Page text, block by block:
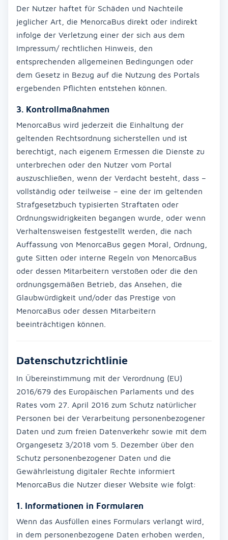
Der Nutzer haftet für Schäden und Nachteile
jeglicher Art, die MenorcaBus direkt oder indirekt
infolge der Verletzung einer der sich aus dem
Impressum/ rechtlichen Hinweis, den
entsprechenden allgemeinen Bedingungen oder
dem Gesetz in Bezug auf die Nutzung des Portals
ergebenden Pflichten entstehen können.
3. Kontrollmaßnahmen
MenorcaBus wird jederzeit die Einhaltung der
geltenden Rechtsordnung sicherstellen und ist
berechtigt, nach eigenem Ermessen die Dienste zu
unterbrechen oder den Nutzer vom Portal
auszuschließen, wenn der Verdacht besteht, dass –
vollständig oder teilweise – eine der im geltenden
Strafgesetzbuch typisierten Straftaten oder
Ordnungswidrigkeiten begangen wurde, oder wenn
Verhaltensweisen festgestellt werden, die nach
Auffassung von MenorcaBus gegen Moral, Ordnung,
gute Sitten oder interne Regeln von MenorcaBus
oder dessen Mitarbeitern verstoßen oder die den
ordnungsgemäßen Betrieb, das Ansehen, die
Glaubwürdigkeit und/oder das Prestige von
MenorcaBus oder dessen Mitarbeitern
beeinträchtigen können.
Datenschutzrichtlinie
In Übereinstimmung mit der Verordnung (EU)
2016/679 des Europäischen Parlaments und des
Rates vom 27. April 2016 zum Schutz natürlicher
Personen bei der Verarbeitung personenbezogener
Daten und zum freien Datenverkehr sowie mit dem
Organgesetz 3/2018 vom 5. Dezember über den
Schutz personenbezogener Daten und die
Gewährleistung digitaler Rechte informiert
MenorcaBus die Nutzer dieser Website wie folgt:
1. Informationen in Formularen
Wenn das Ausfüllen eines Formulars verlangt wird,
in dem personenbezogene Daten erhoben werden,